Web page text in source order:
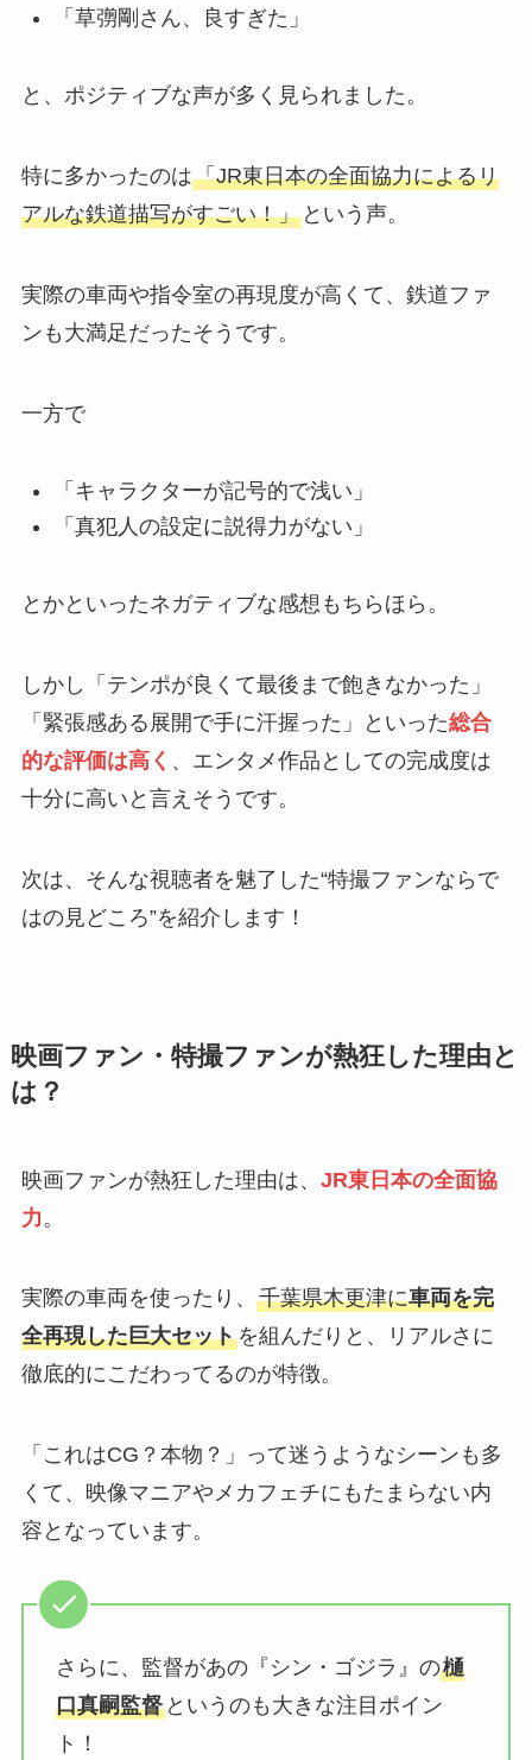
「草彅剛さん、良すぎた」
と、ポジティブな声が多く見られました。
特に多かったのは「JR東日本の全面協力によるリ
アルな鉄道描写がすごい！」という声。
実際の車両や指令室の再現度が高くて、鉄道ファ
ンも大満足だったそうです。
一方で
「キャラクターが記号的で浅い」
「真犯人の設定に説得力がない」
とかといったネガティブな感想もちらほら。
しかし「テンポが良くて最後まで飽きなかった」
「緊張感ある展開で手に汗握った」といった総合
的な評価は高く 、エンタメ作品としての完成度は
十分に高いと言えそうです。
次は、そんな視聴者を魅了した“特撮ファンならで
はの見どころ”を紹介します！
映画ファン・特撮ファンが熱狂した理由と
は？
映画ファンが熱狂した理由は、 JR東日本の全面協
力 。
実際の車両を使ったり、 千葉県木更津に車両を完
全再現した巨大セットを組んだりと、リアルさに
徹底的にこだわってるのが特徴。
「これはCG？本物？」って迷うようなシーンも多
くて、映像マニアやメカフェチにもたまらない内
容となっています。
さらに、監督があの『シン・ゴジラ』の樋
口真嗣監督というのも大きな注目ポイン
ト！